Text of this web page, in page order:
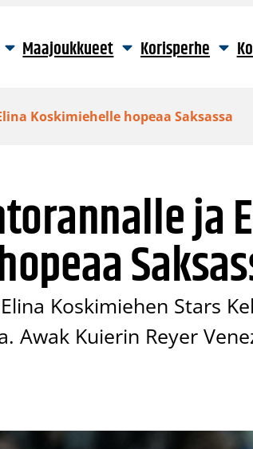
Maajoukkueet Korisperhe
Koskimiehelle hopeaa Saksassa
ja
Koskimiehen Stars
Awak Kuierin Reyer